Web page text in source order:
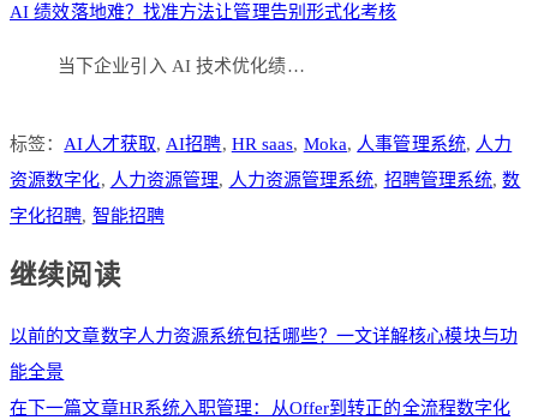
AI 绩效落地难？找准方法让管理告别形式化考核
当下企业引入 AI 技术优化绩…
标签： AI人才获取, AI招聘, HR saas, Moka, 人事管理系统, 人力
资源数字化, 人力资源管理, 人力资源管理系统, 招聘管理系统,数
字化招聘, 智能招聘
继续阅读
以前的文章数字人力资源系统包括哪些？一文详解核心模块与功
能全景
在下一篇文章HR系统入职管理：从Offer到转正的全流程数字化